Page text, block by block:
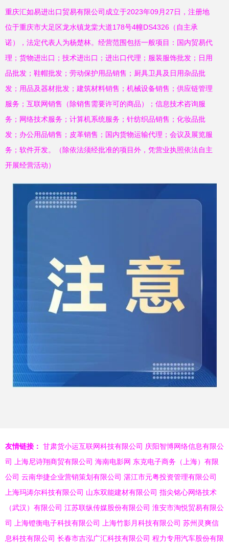
重庆汇如易进出口贸易有限公司成立于2023年09月27日，注册地
位于重庆市大足区龙水镇龙棠大道178号4幢DS4326（自主承
诺），法定代表人为杨楚林。经营范围包括一般项目：国内贸易代
理；货物进出口；技术进出口；进出口代理；服装服饰批发；日用
品批发；鞋帽批发；劳动保护用品销售；厨具卫具及日用杂品批
发；用品及器材批发；建筑材料销售；机械设备销售；供应链管理
服务；互联网销售（除销售需要许可的商品）；信息技术咨询服
务；网络技术服务；计算机系统服务；针纺织品销售；化妆品批
发；办公用品销售；皮革销售；国内货物运输代理；会议及展览服
务；软件开发。（除依法须经批准的项目外，凭营业执照依法自主
开展经营活动）
友情链接： 甘肃货小运互联网科技有限公司 庆阳智博网络信息有限公
司
上海尼诗翔商贸有限公司 海南电影网 东克电子商务（上海）有限
公司 云南华捷企业营销策划有限公司 湛江市元粤投资管理有限公司
上海玛涛尔科技有限公司 山东双能建材有限公司 指尖铭心网络技术
（武汉）有限公司 江苏联纵传媒股份有限公司 淮安市淘悦贸易有限公
司
上海镫衡电子科技有限公司 上海竹影月科技有限公司 苏州灵爽信
息科技有限公司 长春市吉泓广汇科技有限公司 程力专用汽车股份有限